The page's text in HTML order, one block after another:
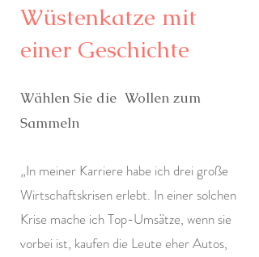
Wüstenkatze mit
einer Geschichte
Wählen Sie die Wollen zum
Sammeln
„In meiner Karriere habe ich drei große
Wirtschaftskrisen erlebt. In einer solchen
Krise mache ich Top-Umsätze, wenn sie
vorbei ist, kaufen die Leute eher Autos,